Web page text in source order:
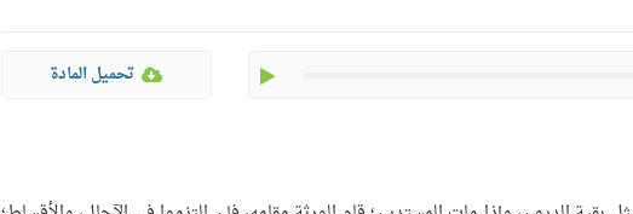
تحميل المادة